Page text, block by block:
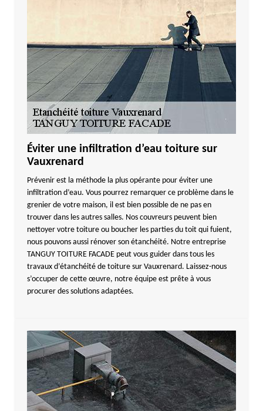
Éviter une infiltration d’eau toiture sur
Vauxrenard
Prévenir est la méthode la plus opérante pour éviter une
infiltration d’eau. Vous pourrez remarquer ce problème dans le
grenier de votre maison, il est bien possible de ne pas en
trouver dans les autres salles. Nos couvreurs peuvent bien
nettoyer votre toiture ou boucher les parties du toit qui fuient,
nous pouvons aussi rénover son étanchéité. Notre entreprise
TANGUY TOITURE FACADE peut vous guider dans tous les
travaux d’étanchéité de toiture sur Vauxrenard. Laissez-nous
s’occuper de cette œuvre, notre équipe est prête à vous
procurer des solutions adaptées.